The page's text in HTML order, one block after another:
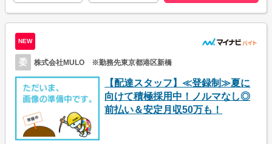
NEW
委 株式会社MULO ※勤務先東京都港区新橋
【配達スタッフ】≪登録制≫夏に
向けて積極採用中！ノルマなし◎
前払い＆安定月収50万も！